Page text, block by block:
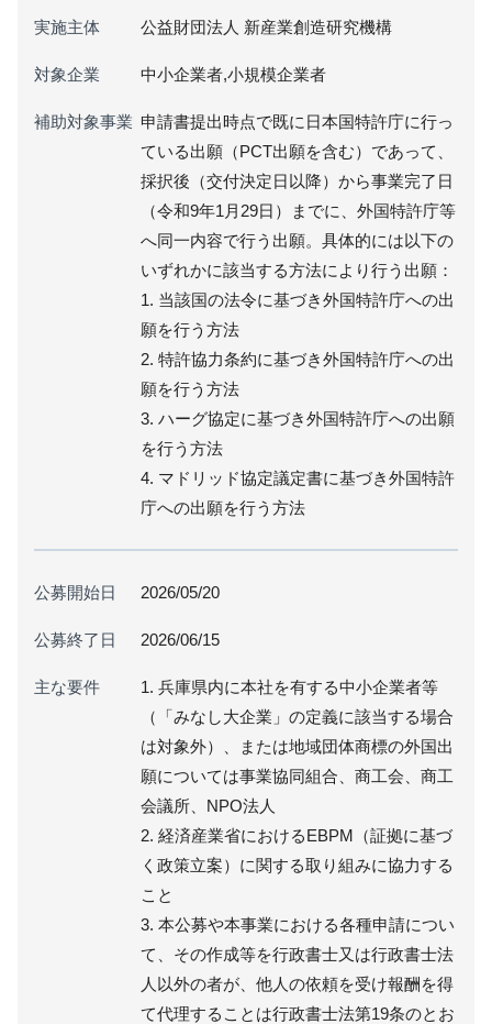
実施主体 公益財団法人 新産業創造研究機構
対象企業 中小企業者,小規模企業者
補助対象事業 申請書提出時点で既に日本国特許庁に行っ
ている出願（PCT出願を含む）であって、
採択後（交付決定日以降）から事業完了日
（令和9年1月29日）までに、外国特許庁等
へ同一内容で行う出願。具体的には以下の
いずれかに該当する方法により行う出願：
1. 当該国の法令に基づき外国特許庁への出
願を行う方法
2. 特許協力条約に基づき外国特許庁への出
願を行う方法
3. ハーグ協定に基づき外国特許庁への出願
を行う方法
4. マドリッド協定議定書に基づき外国特許
庁への出願を行う方法
公募開始日 2026/05/20
公募終了日 2026/06/15
主な要件
1. 兵庫県内に本社を有する中小企業者等
（「みなし大企業」の定義に該当する場合
は対象外）、または地域団体商標の外国出
願については事業協同組合、商工会、商工
会議所、NPO法人
2. 経済産業省におけるEBPM（証拠に基づ
く政策立案）に関する取り組みに協力する
こと
3. 本公募や本事業における各種申請につい
て、その作成等を行政書士又は行政書士法
人以外の者が、他人の依頼を受け報酬を得
て代理することは行政書士法第19条のとお